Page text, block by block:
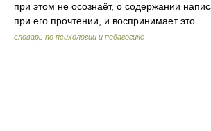
при этом не осознаёт, о содержании
при его прочтении, и воспринимает
словарь по психологии и педагогике